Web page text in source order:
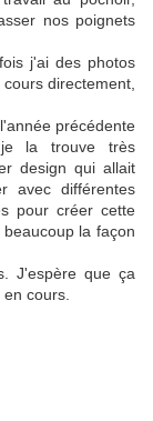
nos poignets
j'ai des photos
directement,
précédente
la trouve très
design qui allait
avec différentes
pour créer cette
la façon
J'espère que ça
cours.